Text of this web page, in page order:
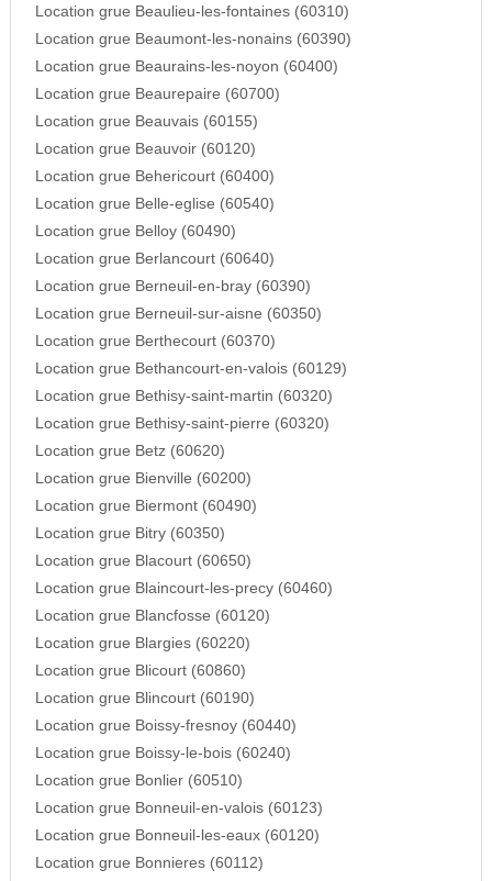
Location grue Beaulieu-les-fontaines (60310)
Location grue Beaumont-les-nonains (60390)
Location grue Beaurains-les-noyon (60400)
Location grue Beaurepaire (60700)
Location grue Beauvais (60155)
Location grue Beauvoir (60120)
Location grue Behericourt (60400)
Location grue Belle-eglise (60540)
Location grue Belloy (60490)
Location grue Berlancourt (60640)
Location grue Berneuil-en-bray (60390)
Location grue Berneuil-sur-aisne (60350)
Location grue Berthecourt (60370)
Location grue Bethancourt-en-valois (60129)
Location grue Bethisy-saint-martin (60320)
Location grue Bethisy-saint-pierre (60320)
Location grue Betz (60620)
Location grue Bienville (60200)
Location grue Biermont (60490)
Location grue Bitry (60350)
Location grue Blacourt (60650)
Location grue Blaincourt-les-precy (60460)
Location grue Blancfosse (60120)
Location grue Blargies (60220)
Location grue Blicourt (60860)
Location grue Blincourt (60190)
Location grue Boissy-fresnoy (60440)
Location grue Boissy-le-bois (60240)
Location grue Bonlier (60510)
Location grue Bonneuil-en-valois (60123)
Location grue Bonneuil-les-eaux (60120)
Location grue Bonnieres (60112)